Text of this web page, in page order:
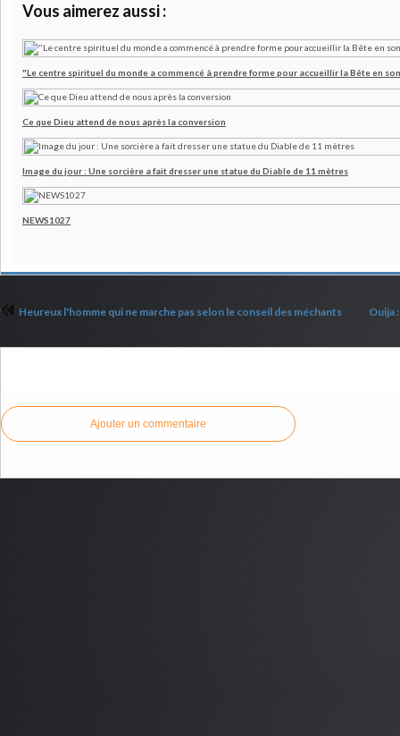
Vous aimerez aussi :
"Le centre spirituel du monde a commencé à prendre forme pour accueillir la Bête en
Ce que Dieu attend de nous après la conversion
Image du jour : Une sorcière a fait dresser une statue du Diable de 11 mètres
NEWS1027
Heureux l'homme qui ne marche pas selon le conseil des méchants Ouija
Ajouter un commentaire